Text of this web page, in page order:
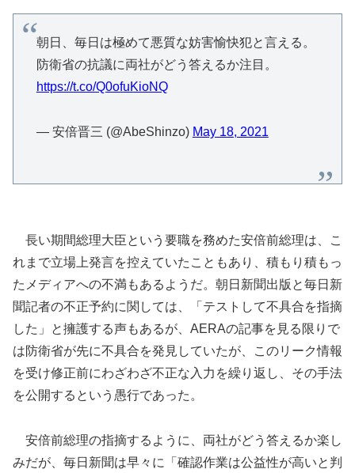
朝日、毎日は極めて悪質な妨害愉快犯と言える。
防衛省の抗議に両社がどう答えるか注目。
https://t.co/Q0ofuKioNQ
— 安倍晋三 (@AbeShinzo) May 18, 2021
長い期間総理大臣という要職を務めた安倍前総理は、こ
れまで立場上発言を控えていたこともあり、積もり積もっ
たメディアへの不満もあるようだ。朝日新聞出版と毎日新
聞記者の不正予約に関しては、「テストして不具合を指摘
した」と擁護する声もあるが、AERAの記事を見る限りで
は防衛省が先に不具合を発見していたが、このリーク情報
を受け修正前にわざわざ不正な入力を繰り返し、その手法
を公開するという愚行であった。
安倍前総理の指摘するように、両社がどう答えるか楽し
みだが、毎日新聞は早々に「確認作業は公益性が高いと判